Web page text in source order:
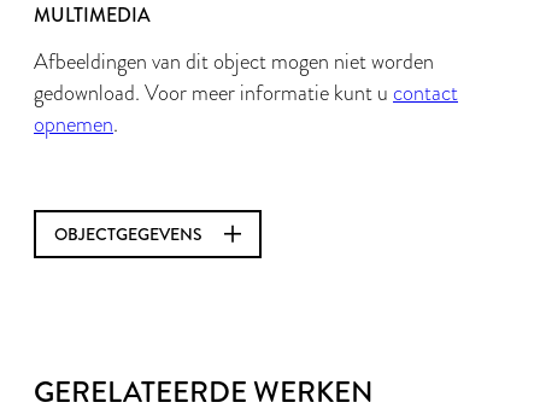
MULTIMEDIA
Afbeeldingen van dit object mogen niet worden
gedownload. Voor meer informatie kunt u contact
opnemen.
OBJECTGEGEVENS
GERELATEERDE WERKEN